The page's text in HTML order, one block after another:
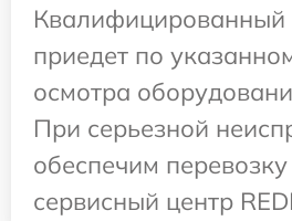
приедет по
осмотра
При серьезной
обеспечим
сервисный центр